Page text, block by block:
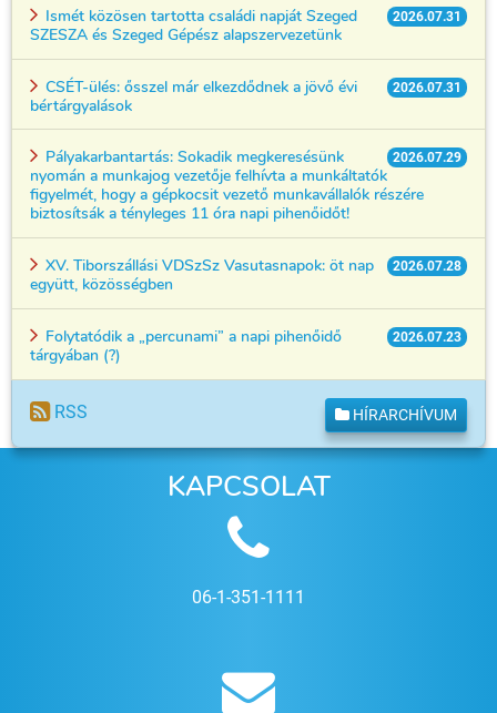
2026.07.31
Ismét közösen tartotta családi napját Szeged
SZESZA és Szeged Gépész alapszervezetünk
2026.07.31
CSÉT-ülés: ősszel már elkezdődnek a jövő évi
bértárgyalások
2026.07.29
Pályakarbantartás: Sokadik megkeresésünk
nyomán a munkajog vezetője felhívta a munkáltatók
figyelmét, hogy a gépkocsit vezető munkavállalók részére
biztosítsák a tényleges 11 óra napi pihenőidőt!
2026.07.28
XV. Tiborszállási VDSzSz Vasutasnapok: öt nap
együtt, közösségben
2026.07.23
Folytatódik a „percunami” a napi pihenőidő
tárgyában (?)
RSS HÍRARCHÍVUM
KAPCSOLAT
06-1-351-1111